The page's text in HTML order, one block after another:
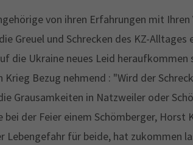
von ihren Erfahrungen mit
Greuel und Schrecken des KZ-
die Ukraine neues Leid heraufkommen
Bezug nehmend : "Wird der
Grausamkeiten in Natzweiler oder
der Feier einem Schömberger, Horst
für beide, hat zukommen